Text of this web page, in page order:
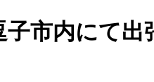
市内にて出